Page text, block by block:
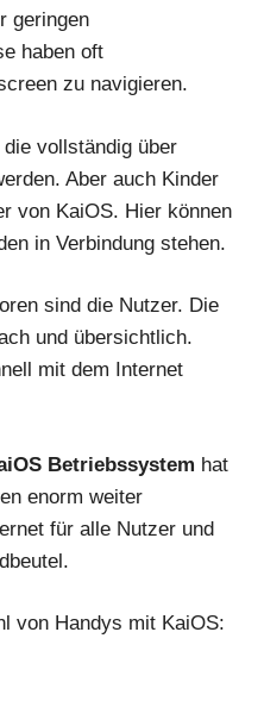
geringen
haben oft
zu navigieren.
vollständig über
Aber auch Kinder
von KaiOS. Hier können
in Verbindung stehen.
sind die Nutzer. Die
und übersichtlich.
mit dem Internet
Betriebssystem hat
enorm weiter
für alle Nutzer und
von Handys mit KaiOS: